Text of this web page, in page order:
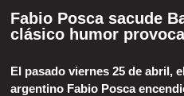
Fabio Posca sacude
clásico humor
El pasado viernes 25 de abril,
argentino Fabio Posca